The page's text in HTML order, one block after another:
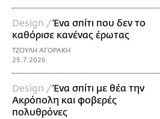
Design /Ένα σπίτι που δεν το
καθόρισε κανένας έρωτας
ΤΖΟΥΛΗ ΑΓΟΡΑΚΗ
25.7.2026
Design /Ένα σπίτι με θέα την
Ακρόπολη και φοβερές
πολυθρόνες